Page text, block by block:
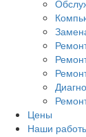
Цены
Наши